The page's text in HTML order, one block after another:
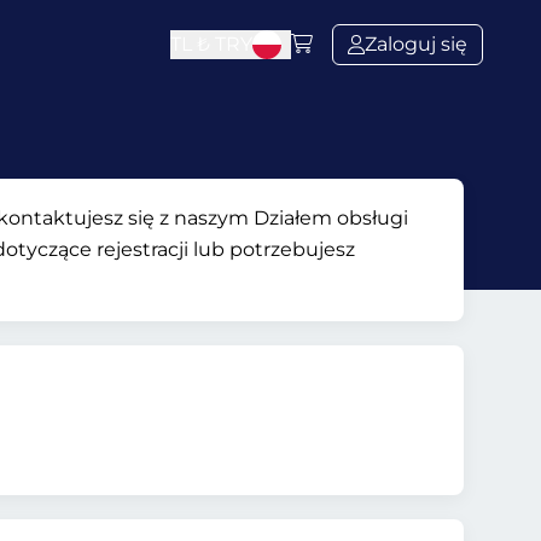
Zaloguj się
się z naszym Działem obsługi
rejestracji lub potrzebujesz